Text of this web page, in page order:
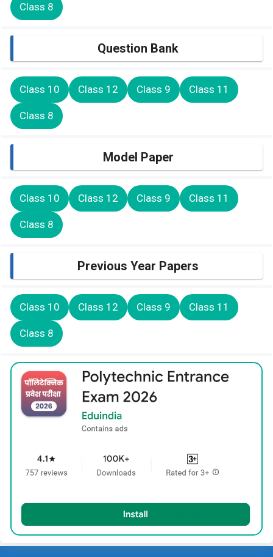
Class 8
Question Bank
Class 10 Class 12 Class 9 Class 11
Class 8
Model Paper
Class 10 Class 12 Class 9 Class 11
Class 8
Previous Year Papers
Class 10 Class 12 Class 9 Class 11
Class 8